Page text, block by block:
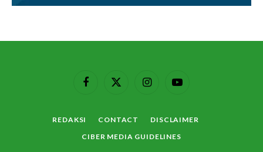
FacebookX
InstagramYouTube
REDAKSI CONTACT
DISCLAIMER
CIBER MEDIA GUIDELINES